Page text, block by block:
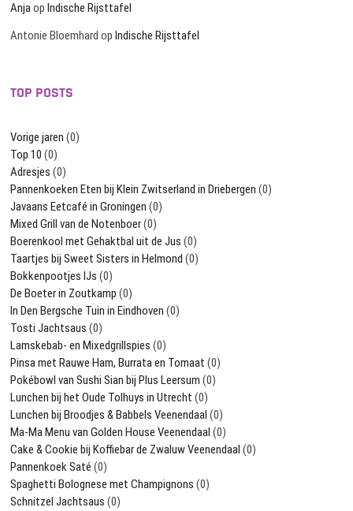
AnjaopIndische Rijsttafel
Antonie Bloemhard opIndische Rijsttafel
TOP POSTS
Vorige jaren (0)
Top 10 (0)
Adresjes (0)
Pannenkoeken Eten bij Klein Zwitserland in Driebergen (0)
Javaans Eetcafé in Groningen (0)
Mixed Grill van de Notenboer(0)
Boerenkool met Gehaktbal uit de Jus (0)
Taartjes bij Sweet Sisters in Helmond (0)
Bokkenpootjes IJs (0)
De Boeter in Zoutkamp (0)
In Den Bergsche Tuin in Eindhoven (0)
Tosti Jachtsaus (0)
Lamskebab- en Mixedgrillspies (0)
Pinsa met Rauwe Ham, Burrata en Tomaat (0)
Pokébowl van Sushi Sian bij Plus Leersum (0)
Lunchen bij het Oude Tolhuys in Utrecht (0)
Lunchen bij Broodjes & Babbels Veenendaal (0)
Ma-Ma Menu van Golden House Veenendaal (0)
Cake & Cookie bij Koffiebar de Zwaluw Veenendaal (0)
Pannenkoek Saté (0)
Spaghetti Bolognese met Champignons (0)
Schnitzel Jachtsaus (0)